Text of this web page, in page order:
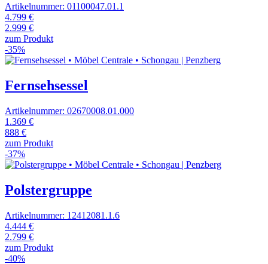
Artikelnummer: 01100047.01.1
4.799 €
2.999 €
zum Produkt
-35%
Fernsehsessel
Artikelnummer: 02670008.01.000
1.369 €
888 €
zum Produkt
-37%
Polstergruppe
Artikelnummer: 12412081.1.6
4.444 €
2.799 €
zum Produkt
-40%